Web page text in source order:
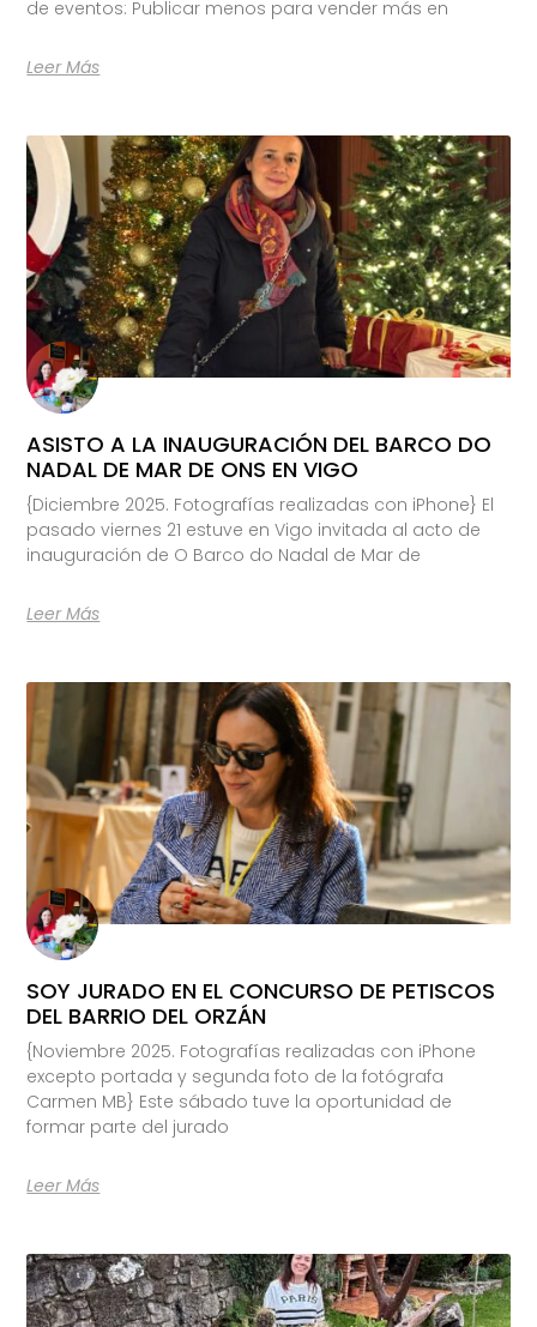
de eventos: Publicar menos para vender más en
Leer Más
ASISTO A LA INAUGURACIÓN DEL BARCO DO
NADAL DE MAR DE ONS EN VIGO
{Diciembre 2025. Fotografías realizadas con iPhone} El
pasado viernes 21 estuve en Vigo invitada al acto de
inauguración de O Barco do Nadal de Mar de
Leer Más
SOY JURADO EN EL CONCURSO DE PETISCOS
DEL BARRIO DEL ORZÁN
{Noviembre 2025. Fotografías realizadas con iPhone
excepto portada y segunda foto de la fotógrafa
Carmen MB} Este sábado tuve la oportunidad de
formar parte del jurado
Leer Más